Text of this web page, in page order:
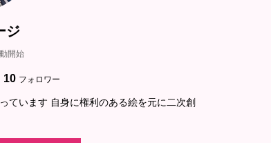
ジ
開始
10 フォロワー
ています 自身に権利のある絵を元に二次創